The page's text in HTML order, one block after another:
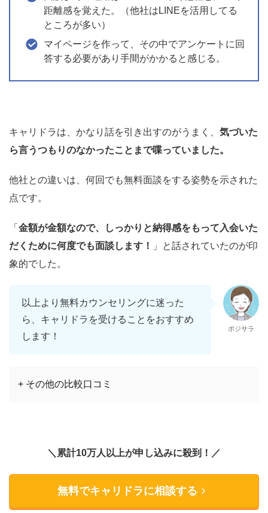
距離感を覚えた。（他社はLINEを活用してる
ところが多い）
マイページを作って、その中でアンケートに回
答する必要があり手間がかかると感じる。
キャリドラは、かなり話を引き出すのがうまく、 気づいた
ら言うつもりのなかったことまで喋っていました。
他社との違いは、何回でも無料面談をする姿勢を示された
点です。
「 金額が金額なので、しっかりと納得感をもって入会いた
だくために何度でも面談します！
」と話されていたのが印
象的でした。
以上より無料カウンセリングに迷った
ら、キャリドラを受けることをおすすめ
します！
ポジサラ
+ その他の比較口コミ
＼累計10万人以上が申し込みに殺到！／
無料でキャリドラに相談する